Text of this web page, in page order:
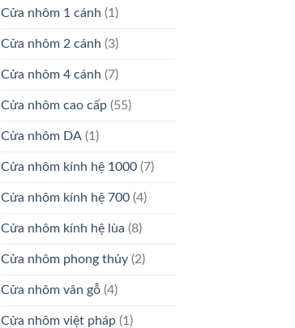
Cửa nhôm 1 cánh (1)
Cửa nhôm 2 cánh (3)
Cửa nhôm 4 cánh (7)
Cửa nhôm cao cấp(55)
Cửa nhôm DA(1)
Cửa nhôm kính hệ 1000(7)
Cửa nhôm kính hệ 700(4)
Cửa nhôm kính hệ lùa (8)
Cửa nhôm phong thủy(2)
Cửa nhôm vân gỗ(4)
Cửa nhôm việt pháp(1)